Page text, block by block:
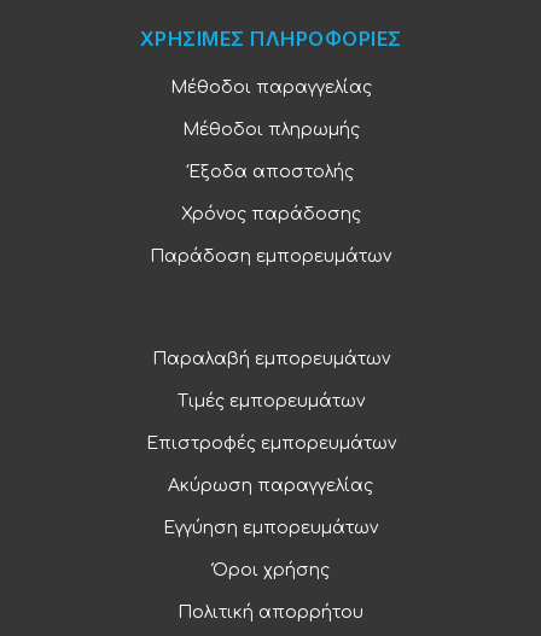
ΧΡΗΣΙΜΕΣ ΠΛΗΡΟΦΟΡΙΕΣ
Μέθοδοι παραγγελίας
Μέθοδοι πληρωμής
Έξοδα αποστολής
Χρόνος παράδοσης
Παράδοση εμπορευμάτων
Παραλαβή εμπορευμάτων
Τιμές εμπορευμάτων
Επιστροφές εμπορευμάτων
Ακύρωση παραγγελίας
Εγγύηση εμπορευμάτων
Όροι χρήσης
Πολιτική απορρήτου